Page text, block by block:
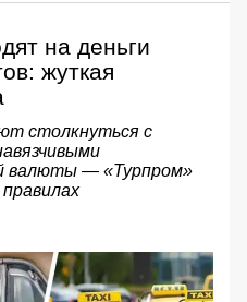
на деньги
жуткая
столкнуться с
валюты — «Турпром»